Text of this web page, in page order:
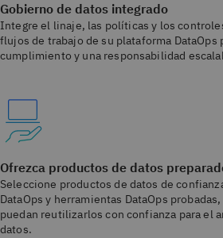
Gobierno de datos integrado
Integre el linaje, las políticas y los
flujos de trabajo de su plataforma DataOps
cumplimiento y una responsabilidad
Ofrezca productos de datos
Seleccione productos de datos de
DataOps y herramientas DataOps
puedan reutilizarlos con confianza para el
datos.